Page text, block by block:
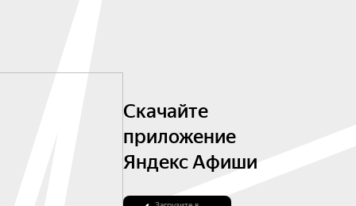
Скачайте
приложение
Яндекс Афиши